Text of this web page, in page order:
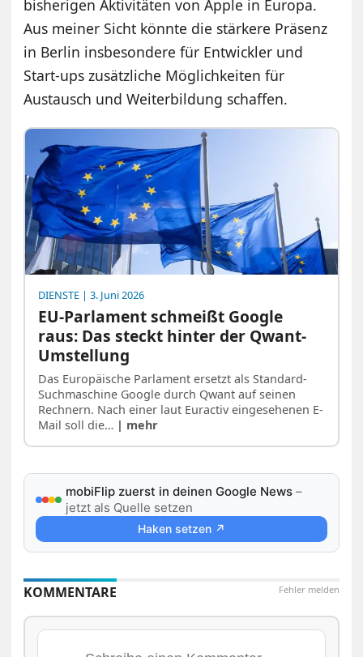
bisherigen Aktivitäten von Apple in Europa.
Aus meiner Sicht könnte die stärkere Präsenz
in Berlin insbesondere für Entwickler und
Start-ups zusätzliche Möglichkeiten für
Austausch und Weiterbildung schaffen.
DIENSTE | 3. Juni 2026
EU-Parlament schmeißt Google
raus: Das steckt hinter der Qwant-
Umstellung
Das Europäische Parlament ersetzt als Standard-
Suchmaschine Google durch Qwant auf seinen
Rechnern. Nach einer laut Euractiv eingesehenen E-
Mail soll die… | mehr
mobiFlip zuerst in deinen Google News –
jetzt als Quelle setzen
Haken setzen ↗
Fehler melden
KOMMENTARE